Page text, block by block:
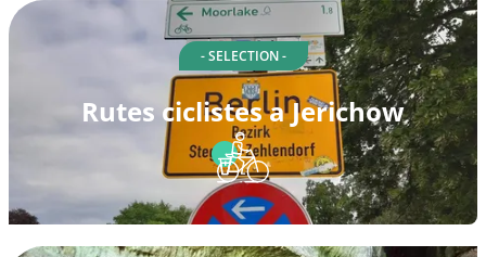
- SELECTION -
Rutes ciclistes a Jerichow